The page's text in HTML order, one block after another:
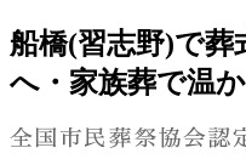
船橋(習志野)で葬
へ・家族葬で温